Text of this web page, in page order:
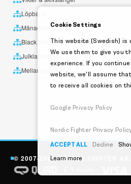
Löpband
Månadens utvalda
Black Friday
Julklappstips
Mellandagsrea
© 2007-2026 NORDIC FIGHTER
Cookie Settings
This website (Swedish) is
We use them to give you
experience. If you
website, we'll assume
to receive all cookies on
Google Privacy Policy
Nordic Fighter Privacy
ACCEPT ALL
Decline
Learn more